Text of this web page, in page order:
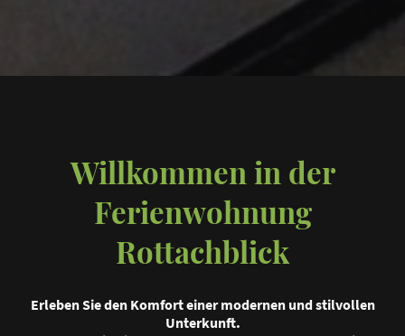
Willkommen in der
Ferienwohnung
Rottachblick
Erleben Sie den Komfort einer modernen und stilvollen
Unterkunft.